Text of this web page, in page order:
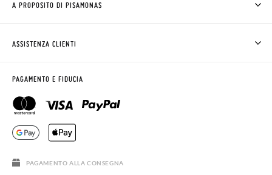
A PROPOSITO DI PISAMONAS
CLUB PISAMONAS
BLOG & NEWS
AVVISO LEGALE, PRIVACY E COOKIES
GUIDA ALLE TAGLIE
ASSISTENZA CLIENTI
RICHIEDERE RESO
CONTATTO
ORARIO PISAMONAS
DOMANDE FREQUENTI
PAGAMENTO E FIDUCIA
PAGAMENTO ALLA CONSEGNA